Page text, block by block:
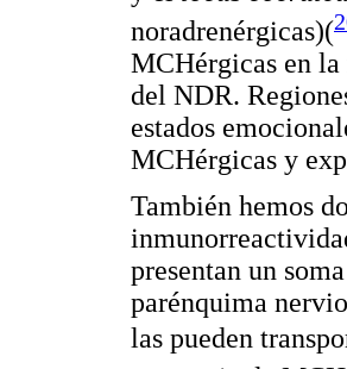
noradrenérgicas)(
MCHérgicas en
del NDR.
estados
MCHérgicas y
También hemos
presentan un
parénquima
las pueden